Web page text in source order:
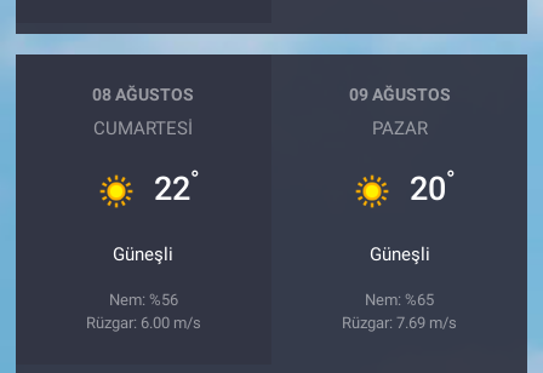
08 AĞUSTOS
CUMARTESI
22°
Güneşli
Nem: %56
Rüzgar: 6.00 m/s
09 AĞUSTOS
PAZAR
20°
Güneşli
Nem: %65
Rüzgar: 7.69 m/s